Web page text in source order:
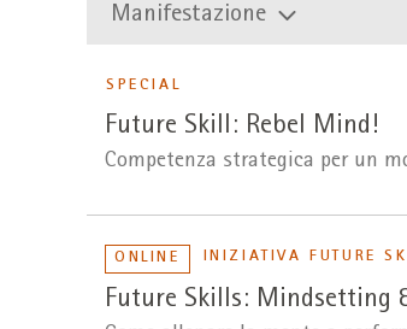
Manifestazione
SPECIAL
Future Skill: Rebel Mind!
Competenza strategica per un
ONLINE INIZIATIVA FUTURE
Future Skills: Mindsetting